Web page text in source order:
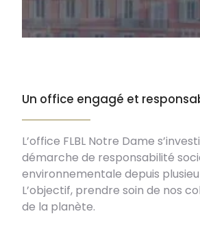
Un office engagé et
L’office FLBL Notre Dame
démarche de responsabilité
environnementale depuis
L’objectif, prendre soin de nos
de la planète.